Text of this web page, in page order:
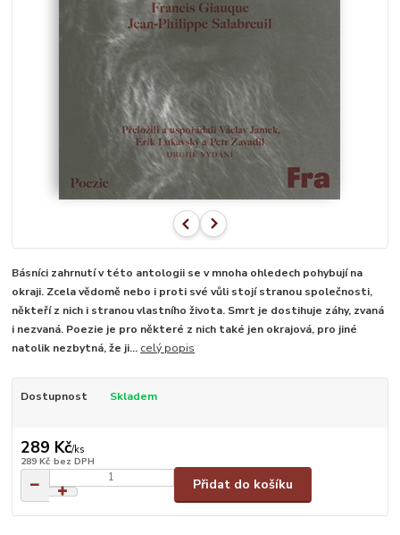
Básníci zahrnutí v této antologii se v mnoha ohledech pohybují na
okraji. Zcela vědomě nebo i proti své vůli stojí stranou společnosti,
někteří z nich i stranou vlastního života. Smrt je dostihuje záhy, zvaná
i nezvaná. Poezie je pro některé z nich také jen okrajová, pro jiné
natolik nezbytná, že ji... celý popis
Dostupnost Skladem
289 Kč/ks
289 Kč bez DPH
Přidat do košíku